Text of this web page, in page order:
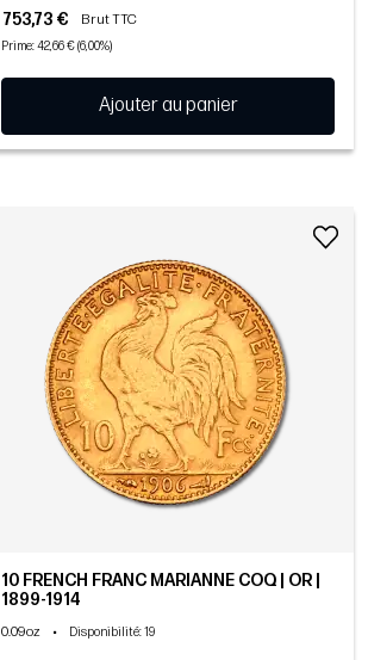
753,73 € Brut TTC
Prime: 42,66 € (6,00%)
Ajouter au panier
10 FRENCH FRANC MARIANNE COQ | OR |
1899-1914
0.09oz • Disponibilité: 19